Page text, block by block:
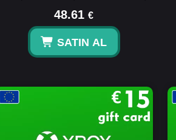
48.61 €
SATIN AL